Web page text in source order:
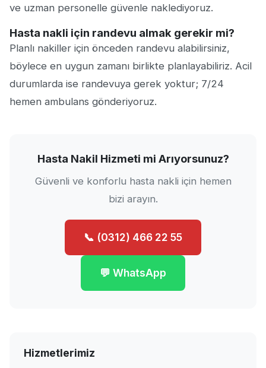
ve uzman personelle güvenle naklediyoruz.
Hasta nakli için randevu almak gerekir mi?
Planlı nakiller için önceden randevu alabilirsiniz,
böylece en uygun zamanı birlikte planlayabiliriz. Acil
durumlarda ise randevuya gerek yoktur; 7/24
hemen ambulans gönderiyoruz.
Hasta Nakil Hizmeti mi Arıyorsunuz?
Güvenli ve konforlu hasta nakli için hemen
bizi arayın.
📞 (0312) 466 22 55
💬 WhatsApp
Hizmetlerimiz